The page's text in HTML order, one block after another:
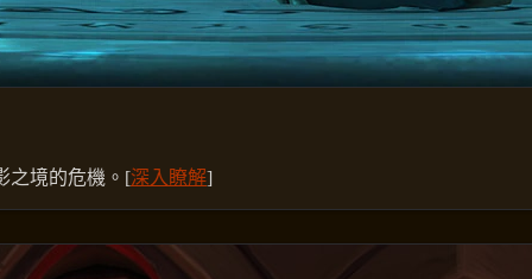
之境的危機。[深入瞭解]